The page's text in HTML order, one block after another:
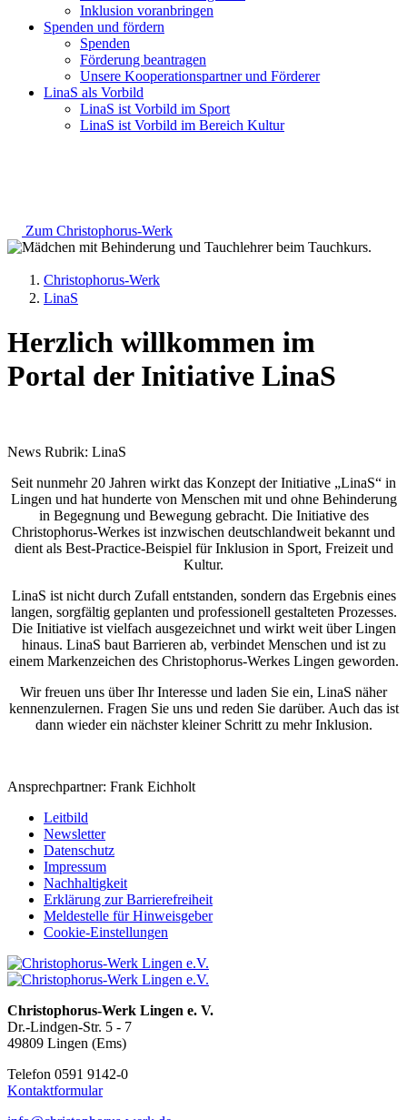
Inklusion voranbringen
Spenden und fördern
Spenden
Förderung beantragen
Unsere Kooperationspartner und Förderer
LinaS als Vorbild
LinaS ist Vorbild im Sport
LinaS ist Vorbild im Bereich Kultur
Zum Christophorus-Werk
Christophorus-Werk
LinaS
Herzlich willkommen im
Portal der Initiative LinaS
News Rubrik: LinaS
Seit nunmehr 20 Jahren wirkt das Konzept der Initiative „LinaS“ in
Lingen und hat hunderte von Menschen mit und ohne Behinderung
in Begegnung und Bewegung gebracht. Die Initiative des
Christophorus-Werkes ist inzwischen deutschlandweit bekannt und
dient als Best-Practice-Beispiel für Inklusion in Sport, Freizeit und
Kultur.
LinaS ist nicht durch Zufall entstanden, sondern das Ergebnis eines
langen, sorgfältig geplanten und professionell gestalteten Prozesses.
Die Initiative ist vielfach ausgezeichnet und wirkt weit über Lingen
hinaus. LinaS baut Barrieren ab, verbindet Menschen und ist zu
einem Markenzeichen des Christophorus-Werkes Lingen geworden.
Wir freuen uns über Ihr Interesse und laden Sie ein, LinaS näher
kennenzulernen. Fragen Sie uns und reden Sie darüber. Auch das ist
dann wieder ein nächster kleiner Schritt zu mehr Inklusion.
Ansprechpartner: Frank Eichholt
Leitbild
Newsletter
Datenschutz
Impressum
Nachhaltigkeit
Erklärung zur Barrierefreiheit
Meldestelle für Hinweisgeber
Cookie-Einstellungen
Christophorus-Werk Lingen e. V.
Dr.-Lindgen-Str. 5 - 7
49809 Lingen (Ems)
Telefon 0591 9142-0
Kontaktformular